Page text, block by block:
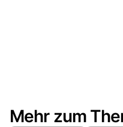
Mehr zum